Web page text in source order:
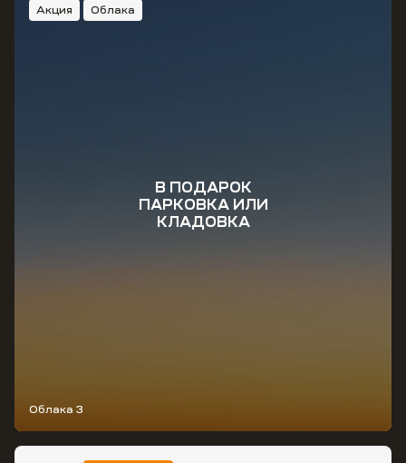
Акция Облака
В ПОДАРОК
ПАРКОВКА ИЛИ
КЛАДОВКА
Облака 3